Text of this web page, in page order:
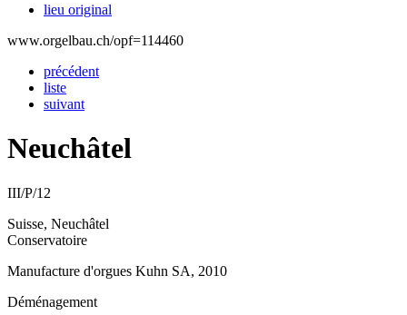
lieu original
www.orgelbau.ch/opf=114460
précédent
liste
suivant
Neuchâtel
III/P/12
Suisse, Neuchâtel
Conservatoire
Manufacture d'orgues Kuhn SA, 2010
Déménagement